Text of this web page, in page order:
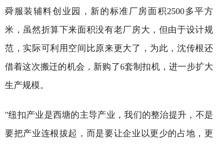
舜服装辅料创业园，新的标准厂房面积2500多平方
米，虽然折算下来面积没有老厂房大，但由于设计规
范，实际可利用空间比原来更大了，为此，沈传根还
借着这次搬迁的机会，新购了6套制扣机，进一步扩大
生产规模。
"纽扣产业是西塘的主导产业，我们的整治提升，不是
要把产业连根拔起，而是要让企业以更少的占地，更